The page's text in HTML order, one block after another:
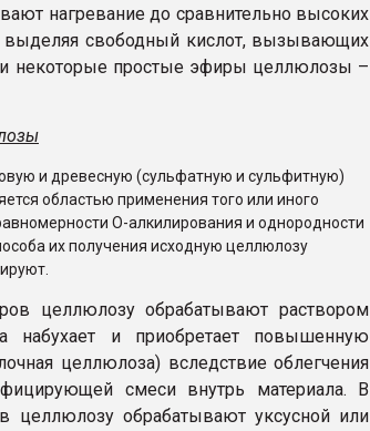
нагревание до сравнительно высоких
выделяя свободный кислот, вызывающих
некоторые простые эфиры целлюлозы –
и древесную (сульфатную и сульфитную)
областью применения того или иного
О-алкилирования и однородности
их получения исходную целлюлозу
целлюлозу обрабатывают раствором
набухает и приобретает повышенную
целлюлоза) вследствие облегчения
смеси внутрь материала. В
целлюлозу обрабатывают уксусной или